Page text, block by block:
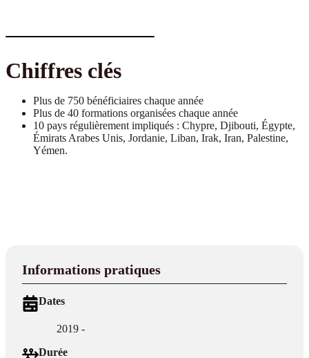
Chiffres clés
Plus de 750 bénéficiaires chaque année
Plus de 40 formations organisées chaque année
10 pays régulièrement impliqués : Chypre, Djibouti, Égypte,
Émirats Arabes Unis, Jordanie, Liban, Irak, Iran, Palestine,
Yémen.
Informations pratiques
Dates
2019 -
Durée